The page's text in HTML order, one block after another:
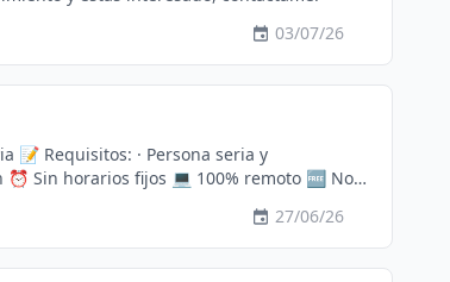
03/07/26
y
27/06/26